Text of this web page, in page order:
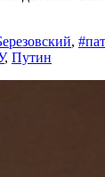
,
, Путин